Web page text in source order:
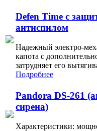
Defen Time с
антиспилом
Надежный электро-
капота с
затрудняет его
Подробнее
Pandora DS-261
сирена)
Характеристики: